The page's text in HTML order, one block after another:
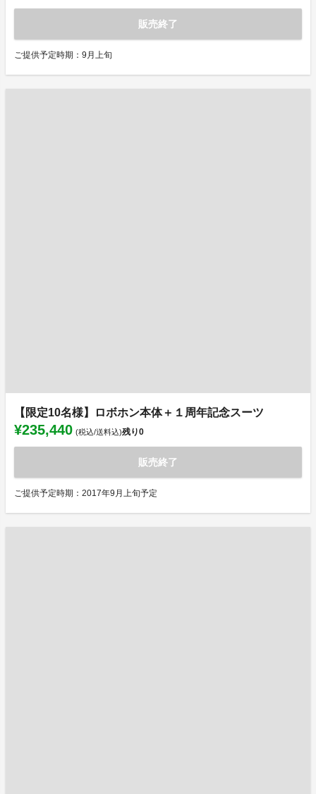
販売終了
ご提供予定時期：9月上旬
【限定10名様】ロボホン本体＋１周年記念スーツ
¥235,440 (税込/送料込)残り0
販売終了
ご提供予定時期：2017年9月上旬予定